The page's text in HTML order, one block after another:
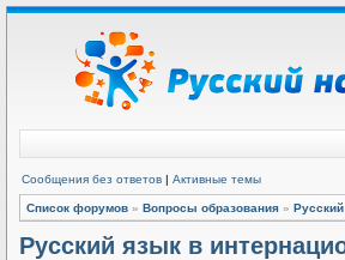
Сообщения без ответов | Активные темы
Список форумов » Вопросы образования »
Русский язык в